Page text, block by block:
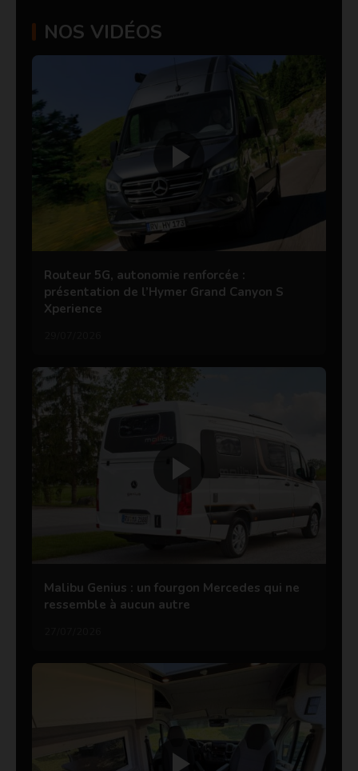
NOS VIDÉOS
Routeur 5G, autonomie renforcée :
présentation de l’Hymer Grand Canyon S
Xperience
Malibu Genius : un fourgon Mercedes qui ne
ressemble à aucun autre